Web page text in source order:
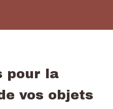
pour la
vos objets